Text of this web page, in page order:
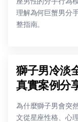
理解為何巨蟹男分
整指南。
獅子男冷淡
真實案例分
為什麼獅子男會突
文從星座性格、心